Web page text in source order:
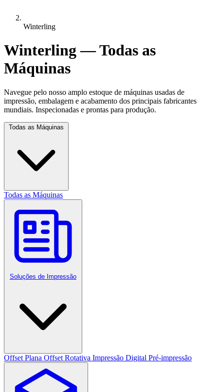
Winterling
Winterling — Todas as
Máquinas
Navegue pelo nosso amplo estoque de máquinas usadas de
impressão, embalagem e acabamento dos principais fabricantes
mundiais. Inspecionadas e prontas para produção.
Todas as Máquinas
Todas as Máquinas
Soluções de Impressão
Offset Plana Offset Rotativa Impressão Digital Pré-impressão